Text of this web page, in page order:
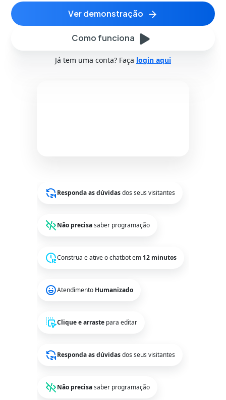
ver demonstração
Como funciona
Já tem uma conta? Faça login aqui
Responda as dúvidasdos seus visitantes
Não precisasaber programação
Construa e ative o chatbot em 12 minutos
Atendimento Humanizado
Clique e arraste para editar
Responda as dúvidasdos seus visitantes
Não precisasaber programação